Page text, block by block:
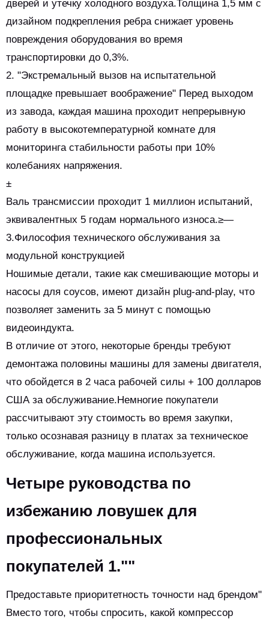
дверей и утечку холодного воздуха.Толщина 1,5 мм с
дизайном подкрепления ребра снижает уровень
повреждения оборудования во время
транспортировки до 0,3%.
2. "Экстремальный вызов на испытательной
площадке превышает воображение" Перед выходом
из завода, каждая машина проходит непрерывную
работу в высокотемпературной комнате для
мониторинга стабильности работы при 10%
колебаниях напряжения.
±
Валь трансмиссии проходит 1 миллион испытаний,
эквивалентных 5 годам нормального износа.≥—
3.Философия технического обслуживания за
модульной конструкцией
Ношимые детали, такие как смешивающие моторы и
насосы для соусов, имеют дизайн plug-and-play, что
позволяет заменить за 5 минут с помощью
видеоиндукта.
В отличие от этого, некоторые бренды требуют
демонтажа половины машины для замены двигателя,
что обойдется в 2 часа рабочей силы + 100 долларов
США за обслуживание.Немногие покупатели
рассчитывают эту стоимость во время закупки,
только осознавая разницу в платах за техническое
обслуживание, когда машина используется.
Четыре руководства по
избежанию ловушек для
профессиональных
покупателей 1.""
Предоставьте приоритетность точности над брендом"
Вместо того, чтобы спросить, какой компрессор